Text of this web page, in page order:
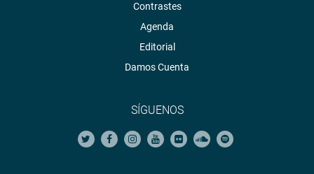
Contrastes
Agenda
Editorial
Damos Cuenta
SÍGUENOS